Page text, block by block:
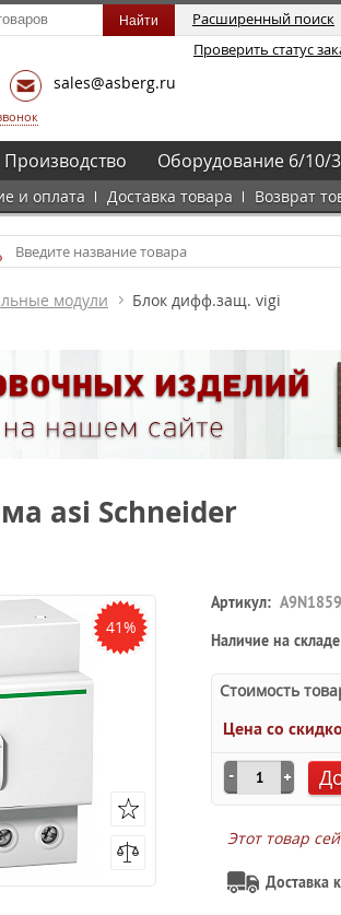
Расширенный поиск
Проверить статус
sales@asberg.ru
и оплата Доставка товара Возврат
Производство Оборудование 6/10/
модули
Блок дифф.защ. vigi
asi Schneider
41%
Артикул:
Наличие на
Стоимость
Цена со
Этот товар
Доставка